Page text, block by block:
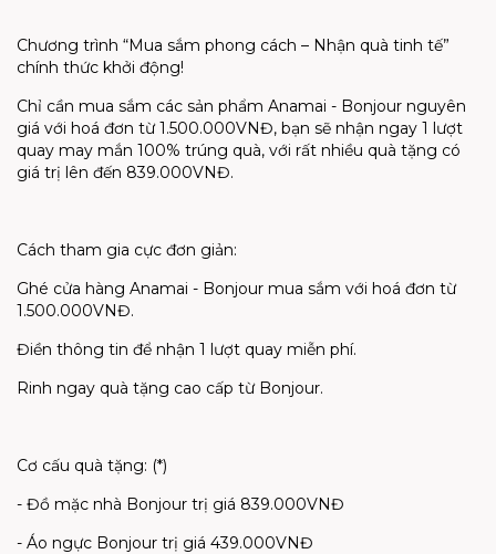
Chương trình “Mua sắm phong cách – Nhận quà tinh tế”
chính thức khởi động!
Chỉ cần mua sắm các sản phẩm Anamai - Bonjour nguyên
giá với hoá đơn từ 1.500.000VNĐ, bạn sẽ nhận ngay 1 lượt
quay may mắn 100% trúng quà, với rất nhiều quà tặng có
giá trị lên đến 839.000VNĐ.
Cách tham gia cực đơn giản:
Ghé cửa hàng Anamai - Bonjour mua sắm với hoá đơn từ
1.500.000VNĐ.
Điền thông tin để nhận 1 lượt quay miễn phí.
Rinh ngay quà tặng cao cấp từ Bonjour.
Cơ cấu quà tặng: (*)
- Đồ mặc nhà Bonjour trị giá 839.000VNĐ
- Áo ngực Bonjour trị giá 439.000VNĐ